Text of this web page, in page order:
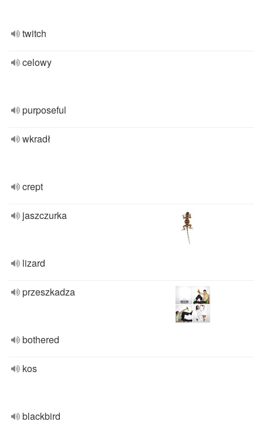
twitch
celowy
purposeful
wkradł
crept
jaszczurka
lizard
przeszkadza
bothered
kos
blackbird